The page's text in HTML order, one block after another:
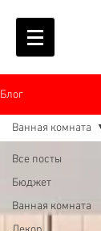
Блог
Все посты
Бюджет
Ванная комната
Ванная комната